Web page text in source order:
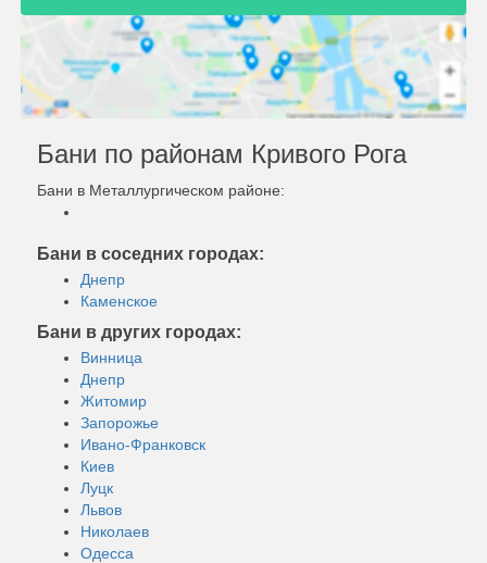
Бани по районам Кривого Рога
Бани в Металлургическом районе:
Бани в соседних городах:
Днепр
Каменское
Бани в других городах:
Винница
Днепр
Житомир
Запорожье
Ивано-Франковск
Киев
Луцк
Львов
Николаев
Одесса